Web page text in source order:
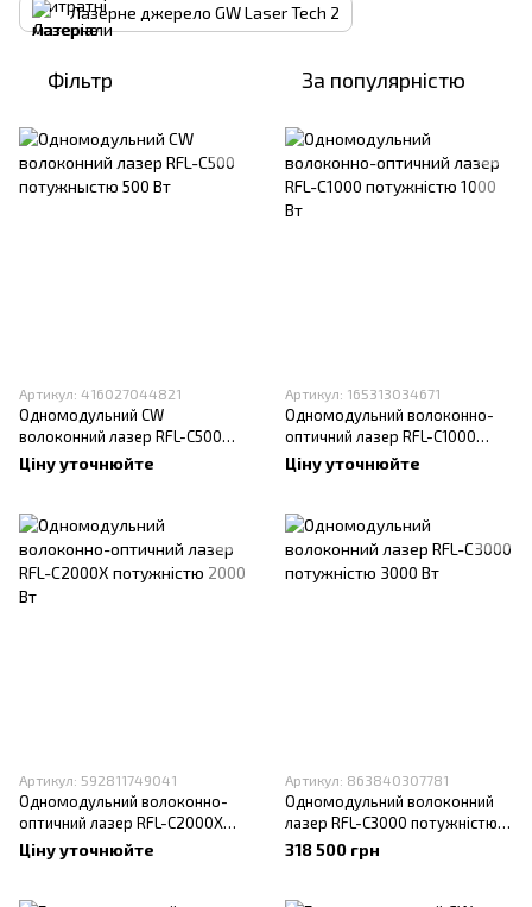
Лазерне джерело GW Laser Tech 2
Фільтр За популярністю
Артикул: 416027044821
Одномодульний CW
волоконний лазер RFL-C500
потужныстю 500 Вт
Ціну уточнюйте
Артикул: 165313034671
Одномодульний волоконно-
оптичний лазер RFL-C1000
потужністю 1000 Вт
Ціну уточнюйте
Артикул: 592811749041
Одномодульний волоконно-
оптичний лазер RFL-C2000X
потужністю 2000 Вт
Ціну уточнюйте
Артикул: 863840307781
Одномодульний волоконний
лазер RFL-C3000 потужністю
3000 Вт
318 500 грн